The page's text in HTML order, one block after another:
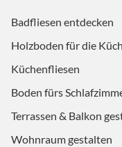
Badfliesen entdecken
Holzboden für die
Küchenfliesen
Boden fürs
Terrassen & Balkon
Wohnraum gestalten